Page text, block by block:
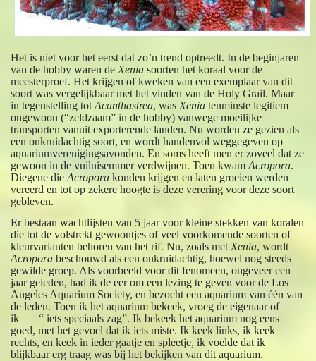
Het is niet voor het eerst dat zo’n trend optreedt. In de beginjaren
van de hobby waren de Xenia soorten het koraal voor de
meesterproef. Het krijgen of kweken van een exemplaar van dit
soort was vergelijkbaar met het vinden van de Holy Grail. Maar
in tegenstelling totAcanthastrea, was Xenia tenminste legitiem
ongewoon (“zeldzaam” in de hobby) vanwege moeilijke
transporten vanuit exporterende landen. Nu worden ze gezien als
een onkruidachtig soort, en wordt handenvol weggegeven op
aquariumverenigingsavonden. En soms heeft men er zoveel dat ze
gewoon in de vuilnisemmer verdwijnen. Toen kwamAcropora.
Diegene dieAcropora konden krijgen en laten groeien werden
vereerd en tot op zekere hoogte is deze verering voor deze soort
gebleven.
Er bestaan wachtlijsten van 5 jaar voor kleine stekken van koralen
die tot de volstrekt gewoontjes of veel voorkomende soorten of
kleurvarianten behoren van het rif. Nu, zoals met Xenia, wordt
Acropora beschouwd als een onkruidachtig, hoewel nog steeds
gewilde groep. Als voorbeeld voor dit fenomeen, ongeveer een
jaar geleden, had ik de eer om een lezing te geven voor de Los
Angeles Aquarium Society, en bezocht een aquarium van één van
de leden. Toen ik het aquarium bekeek, vroeg de eigenaar of
ik “ iets speciaals zag”. Ik bekeek het aquarium nog eens
goed, met het gevoel dat ik iets miste. Ik keek links, ik keek
rechts, en keek in ieder gaatje en spleetje, ik voelde dat ik
blijkbaar erg traag was bij het bekijken van dit aquarium.